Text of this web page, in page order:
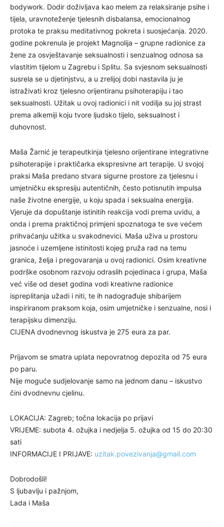
bodywork. Dodir doživljava kao melem za relaksiranje psihe i
tijela, uravnoteženje tjelesnih disbalansa, emocionalnog
protoka te praksu meditativnog pokreta i suosjećanja. 2020.
godine pokrenula je projekt Magnolija – grupne radionice za
žene za osvještavanje seksualnosti i senzualnog odnosa sa
vlastitim tijelom u Zagrebu i Splitu. Sa svjesnom seksualnosti
susrela se u djetinjstvu, a u zrelijoj dobi nastavila ju je
istraživati kroz tjelesno orijentiranu psihoterapiju i tao
seksualnosti. Užitak u ovoj radionici i nit vodilja su joj strast
prema alkemiji koju tvore ljudsko tijelo, seksualnost i
duhovnost.
Maša Žarnić je terapeutkinja tjelesno orijentirane integrativne
psihoterapije i praktičarka ekspresivne art terapije. U svojoj
praksi Maša predano stvara sigurne prostore za tjelesnu i
umjetničku ekspresiju autentičnih, često potisnutih impulsa
naše životne energije, u koju spada i seksualna energija.
Vjeruje da dopuštanje istinitih reakcija vodi prema uvidu, a
onda i prema praktičnoj primjeni spoznatoga te sve većem
prihvaćanju užitka u svakodnevici. Maša uživa u prostoru
jasnoće i uzemljene istinitosti kojeg pruža rad na temu
granica, želja i pregovaranja u ovoj radionici. Osim kreativne
podrške osobnom razvoju odraslih pojedinaca i grupa, Maša
već više od deset godina vodi kreativne radionice
ispreplitanja užadi i niti, te ih nadograđuje shibarijem
inspiriranom praksom koja, osim umjetničke i senzualne, nosi i
terapijsku dimenziju.
CIJENA dvodnevnog iskustva je 275 eura za par.
Prijavom se smatra uplata nepovratnog depozita od 75 eura
po paru.
Nije moguće sudjelovanje samo na jednom danu – iskustvo
čini dvodnevnu cjelinu.
LOKACIJA: Zagreb; točna lokacija po prijavi
VRIJEME: subota 4. ožujka i nedjelja 5. ožujka od 15 do 20:30
sati
INFORMACIJE I PRIJAVE: uzitak.povezivanja@gmail.com
Dobrodošli!
S ljubavlju i pažnjom,
Lada i Maša